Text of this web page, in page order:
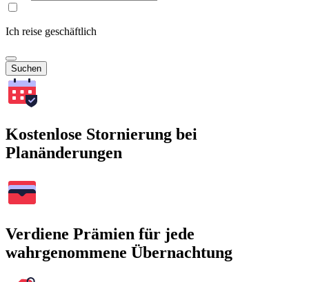
Ich reise geschäftlich
Suchen
Kostenlose Stornierung bei
Planänderungen
Verdiene Prämien für jede
wahrgenommene Übernachtung